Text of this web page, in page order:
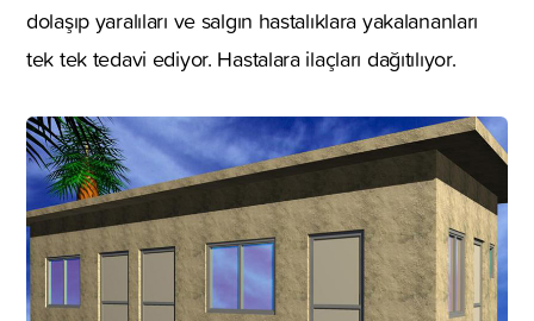
dolaşıp yaralıları ve salgın hastalıklara yakalananları
tek tek tedavi ediyor. Hastalara ilaçları dağıtılıyor.